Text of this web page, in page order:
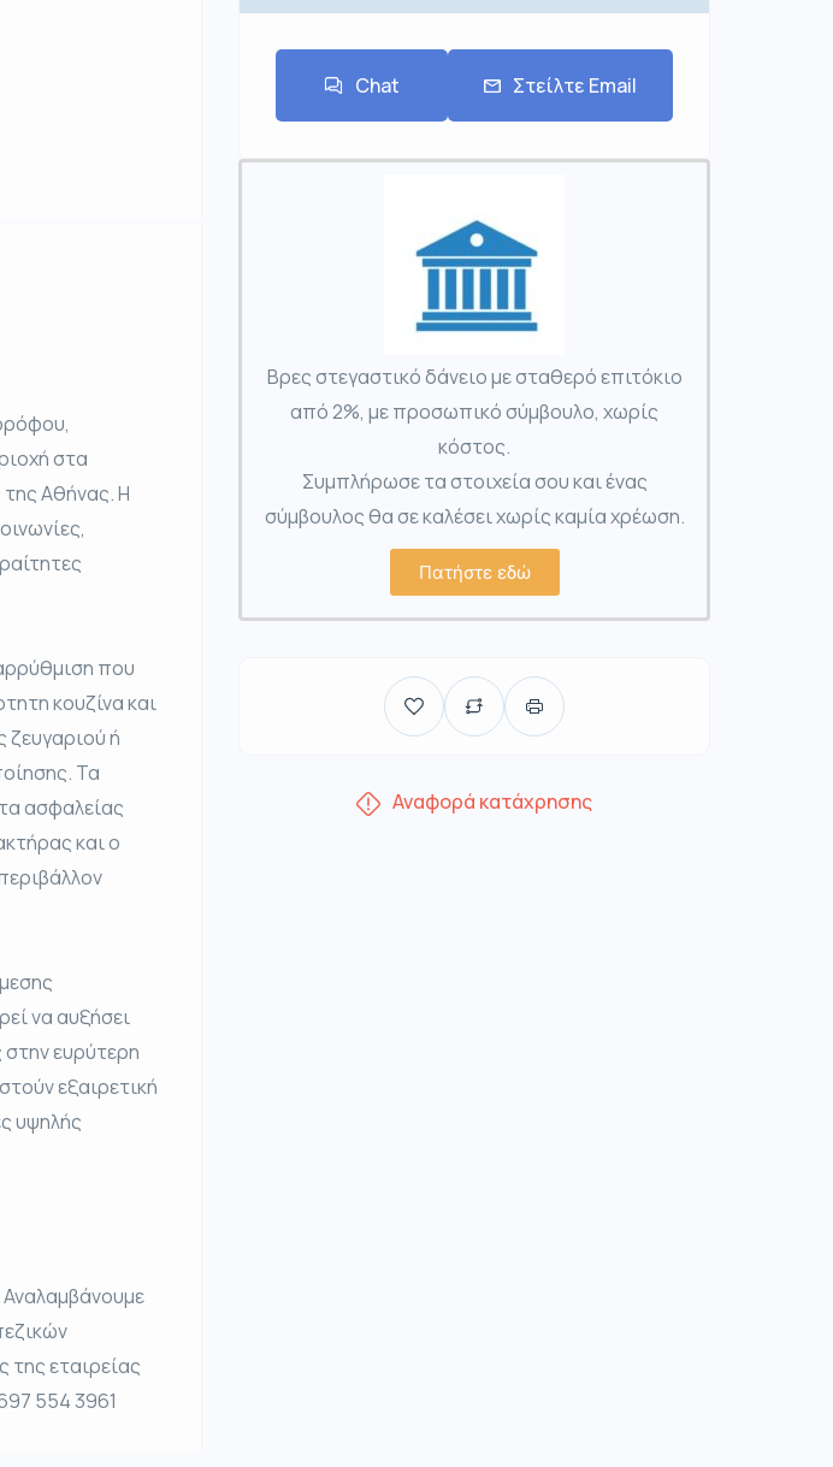
στα
της Αθήνας. Η
που
κουζίνα και
ζευγαριού ή
Τα
ασφαλείας
και ο
να αυξήσει
στην ευρύτερη
εξαιρετική
υψηλής
της εταιρείας
554 3961
Chat Στείλτε Email
Βρες στεγαστικό δάνειο με σταθερό επιτόκιο
από 2%, με προσωπικό σύμβουλο, χωρίς
κόστος.
Συμπλήρωσε τα στοιχεία σου και ένας
σύμβουλος θα σε καλέσει χωρίς καμία χρέωση.
Πατήστε εδώ
Αναφορά κατάχρησης